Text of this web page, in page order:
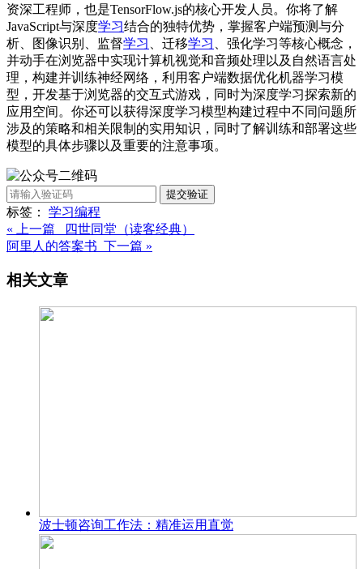
资深工程师，也是TensorFlow.js的核心开发人员。你将了解
JavaScript与深度学习结合的独特优势，掌握客户端预测与分
析、图像识别、监督学习 、迁移学习
、强化学习等核心概念，
并动手在浏览器中实现计算机视觉和音频处理以及自然语言处
理，构建并训练神经网络，利用客户端数据优化机器学习模
型，开发基于浏览器的交互式游戏，同时为深度学习探索新的
应用空间。你还可以获得深度学习模型构建过程中不同问题所
涉及的策略和相关限制的实用知识，同时了解训练和部署这些
模型的具体步骤以及重要的注意事项。
提交验证
标签： 学习编程
« 上一篇 四世同堂（读客经典）
阿里人的答案书 下一篇 »
相关文章
波士顿咨询工作法：精准运用直觉